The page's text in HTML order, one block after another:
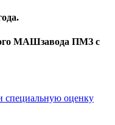
МАШзавода ПМЗ с
специальную оценку